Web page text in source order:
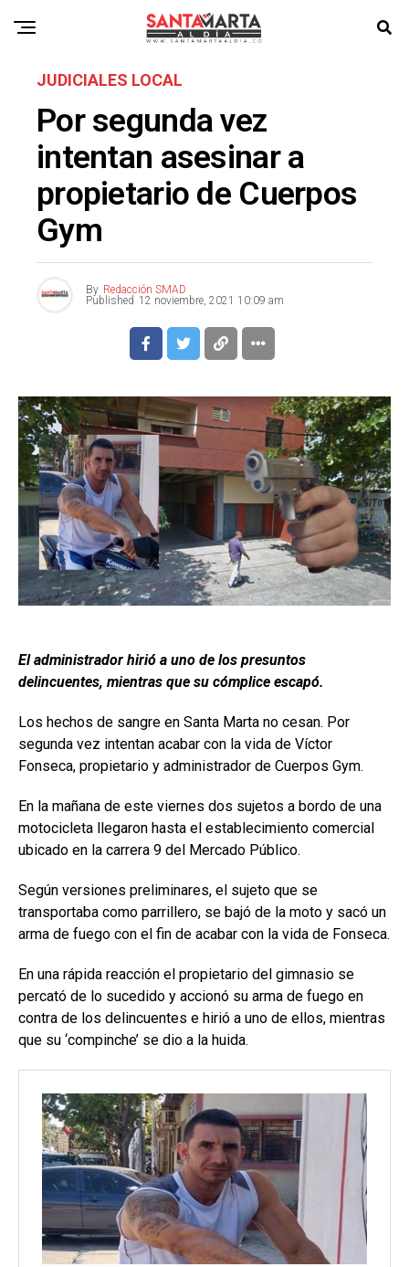
JUDICIALES LOCAL
Por segunda vez
intentan asesinar a
propietario de Cuerpos
Gym
By Redacción SMAD
Published 12 noviembre, 2021 10:09 am
El administrador hirió a uno de los presuntos
delincuentes, mientras que su cómplice escapó.
Los hechos de sangre en Santa Marta no cesan. Por
segunda vez intentan acabar con la vida de Víctor
Fonseca, propietario y administrador de Cuerpos Gym.
En la mañana de este viernes dos sujetos a bordo de una
motocicleta llegaron hasta el establecimiento comercial
ubicado en la carrera 9 del Mercado Público.
Según versiones preliminares, el sujeto que se
transportaba como parrillero, se bajó de la moto y sacó un
arma de fuego con el fin de acabar con la vida de Fonseca.
En una rápida reacción el propietario del gimnasio se
percató de lo sucedido y accionó su arma de fuego en
contra de los delincuentes e hirió a uno de ellos, mientras
que su ‘compinche’ se dio a la huida.